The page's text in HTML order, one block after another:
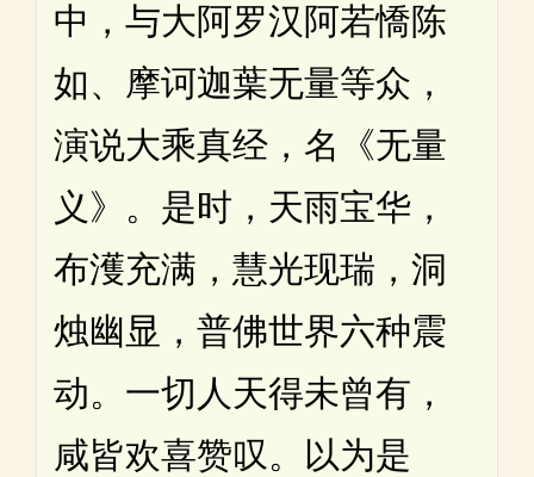
中，与大阿罗汉阿若憍陈
如、摩诃迦葉无量等众，
演说大乘真经，名《无量
义》。是时，天雨宝华，
布濩充满，慧光现瑞，洞
烛幽显，普佛世界六种震
动。一切人天得未曾有，
咸皆欢喜赞叹。以为是